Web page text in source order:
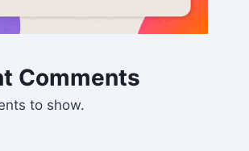
Comments
to show.